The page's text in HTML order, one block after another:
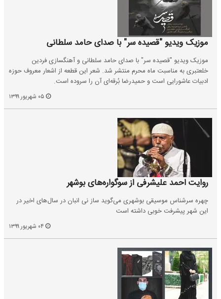
موزیک ویدیو "قصیده سر" با صدای حامد سلطانی
موزیک ویدیو "قصیده سر" با صدای حامد سلطانی و آهنگسازی فردین
خلعتبری به مناسبت ماه محرم منتشر شد. شعر این قطعه از اشعار معروف حوزه
ادبیات عاشورایی است و حمیدرضا بُرقه‌ای آن را سروده است.
روایت احمد علیشرفی از سوگواره‌های بوشهر
چهره سرشناس موسیقی بوشهری می‌گوید ساز نی انبان در سال‌های اخیر در
این شهر پیشرفت خوبی داشته است